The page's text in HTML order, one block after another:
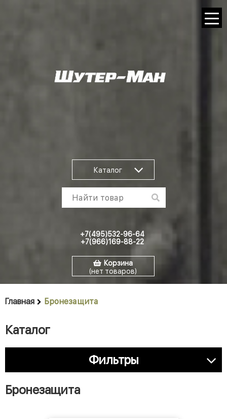
Каталог
+7(495)532-96-64
+7(966)169-88-22
Корзина
(нет товаров)
Главная Бронезащита
Каталог
Фильтры
Бронезащита